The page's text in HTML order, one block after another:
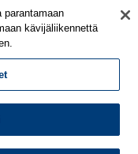
parantamaan
kävijäliikennettä